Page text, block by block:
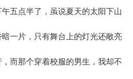
点半了，虽说夏天的太阳下山
一片，只有舞台上的灯光还敞亮
而那个穿着校服的男生，我却不